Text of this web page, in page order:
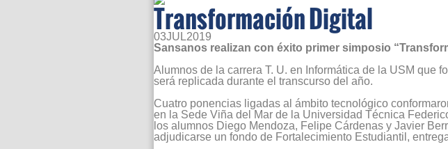
Transformación Digital
03JUL2019
Sansanos realizan con éxito primer simposio
Alumnos de la carrera T. U. en Informática de la USM que
será replicada durante el transcurso del año.
Cuatro ponencias ligadas al ámbito tecnológico
en la Sede Viña del Mar de la Universidad Técnica
los alumnos Diego Mendoza, Felipe Cárdenas y Javier
adjudicarse un fondo de Fortalecimiento Estudiantil,